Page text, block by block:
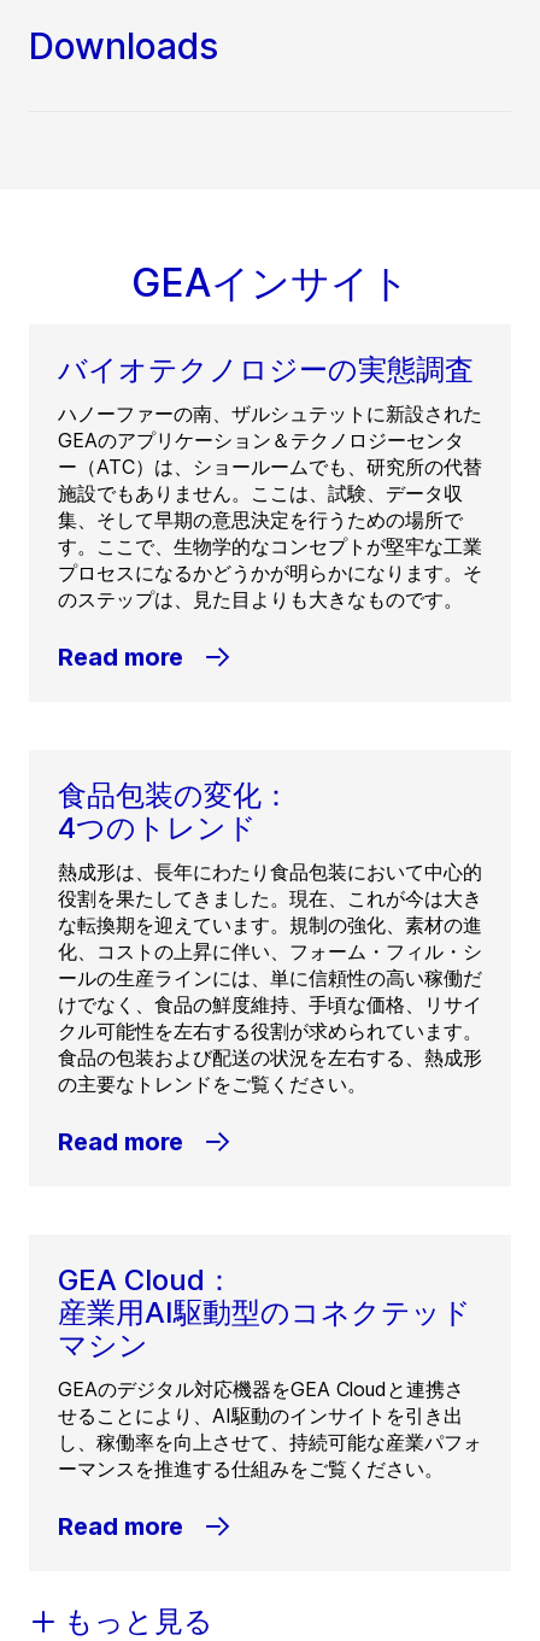
Downloads
GEAインサイト
バイオテクノロジーの実態調査
ハノーファーの南、ザルシュテットに新設された
GEAのアプリケーション＆テクノロジーセンタ
ー（ATC）は、ショールームでも、研究所の代替
施設でもありません。ここは、試験、データ収
集、そして早期の意思決定を行うための場所で
す。ここで、生物学的なコンセプトが堅牢な工業
プロセスになるかどうかが明らかになります。そ
のステップは、見た目よりも大きなものです。
Read more
食品包装の変化：
4つのトレンド
熱成形は、長年にわたり食品包装において中心的
役割を果たしてきました。現在、これが今は大き
な転換期を迎えています。規制の強化、素材の進
化、コストの上昇に伴い、フォーム・フィル・シ
ールの生産ラインには、単に信頼性の高い稼働だ
けでなく、食品の鮮度維持、手頃な価格、リサイ
クル可能性を左右する役割が求められています。
食品の包装および配送の状況を左右する、熱成形
の主要なトレンドをご覧ください。
Read more
GEA Cloud：
産業用AI駆動型のコネクテッド
マシン
GEAのデジタル対応機器をGEA Cloudと連携さ
せることにより、AI駆動のインサイトを引き出
し、稼働率を向上させて、持続可能な産業パフォ
ーマンスを推進する仕組みをご覧ください。
Read more
もっと見る